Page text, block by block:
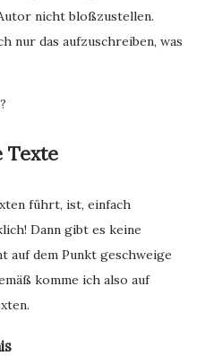
nicht bloßzustellen.
nur das aufzuschreiben, was
Texte
führt, ist, einfach
Dann gibt es keine
auf dem Punkt geschweige
komme ich also auf